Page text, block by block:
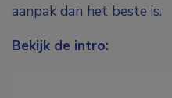
aanpak dan het beste is.
Bekijk de intro: